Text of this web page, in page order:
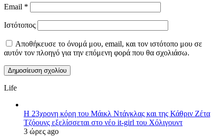
Email *
Ιστότοπος
Αποθήκευσε το όνομά μου, email, και τον ιστότοπο μου σε
αυτόν τον πλοηγό για την επόμενη φορά που θα σχολιάσω.
Life
Η 23χρονη κόρη τoυ Μάικλ Ντάγκλας και της Κάθριν Ζέτα
Τζόουνς εξελίσσεται στο νέο it-girl του Χόλιγουντ
3 ώρες ago